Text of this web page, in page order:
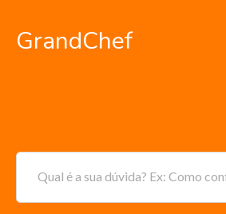
GrandChef
Qual é a sua dúvida? Ex: Como